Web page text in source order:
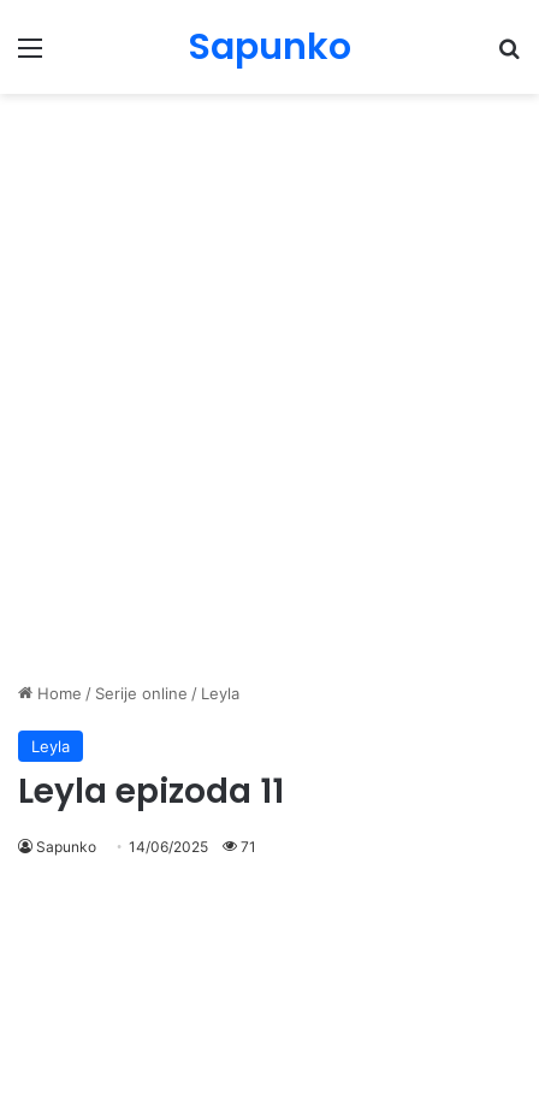
Menu Sapunko
Home / Serije online / Leyla
Leyla
Leyla epizoda 11
Sapunko 14/06/2025 71